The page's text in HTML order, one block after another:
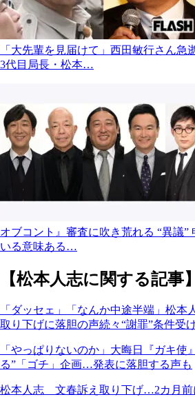
「大先輩を見届けて」西田敏行さん急
3代目局長・松本…
オブコント』審査に吹き荒れる “異議”
いる意味ある…
【松本人志に関する記事】
「ダッセェ」「なんか中途半端」松本
取り下げに落胆の声続々“謝罪”条件受
「やっぱりないのか」大晦日『ガキ使
る”「ゴチ」企画…発表に落胆する声も
松本人志 文春訴え取り下げ…2カ月前